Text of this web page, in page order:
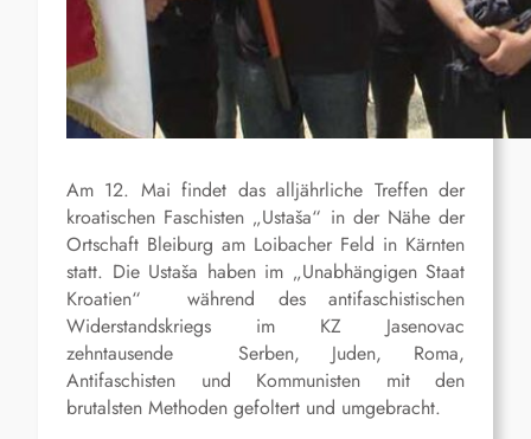
Am 12. Mai findet das alljährliche Treffen der
kroatischen Faschisten „Ustaša“ in der Nähe der
Ortschaft Bleiburg am Loibacher Feld in Kärnten
statt. Die Ustaša haben im „Unabhängigen Staat
Kroatien“ während des antifaschistischen
Widerstandskriegs im KZ Jasenovac
zehntausende Serben, Juden, Roma,
Antifaschisten und Kommunisten mit den
brutalsten Methoden gefoltert und umgebracht.